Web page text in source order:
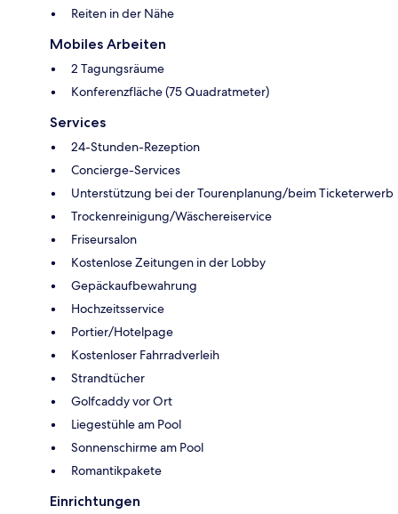
Reiten in der Nähe
Mobiles Arbeiten
2 Tagungsräume
Konferenzfläche (75 Quadratmeter)
Services
24-Stunden-Rezeption
Concierge-Services
Unterstützung bei der Tourenplanung/beim Ticketerwerb
Trockenreinigung/Wäschereiservice
Friseursalon
Kostenlose Zeitungen in der Lobby
Gepäckaufbewahrung
Hochzeitsservice
Portier/Hotelpage
Kostenloser Fahrradverleih
Strandtücher
Golfcaddy vor Ort
Liegestühle am Pool
Sonnenschirme am Pool
Romantikpakete
Einrichtungen